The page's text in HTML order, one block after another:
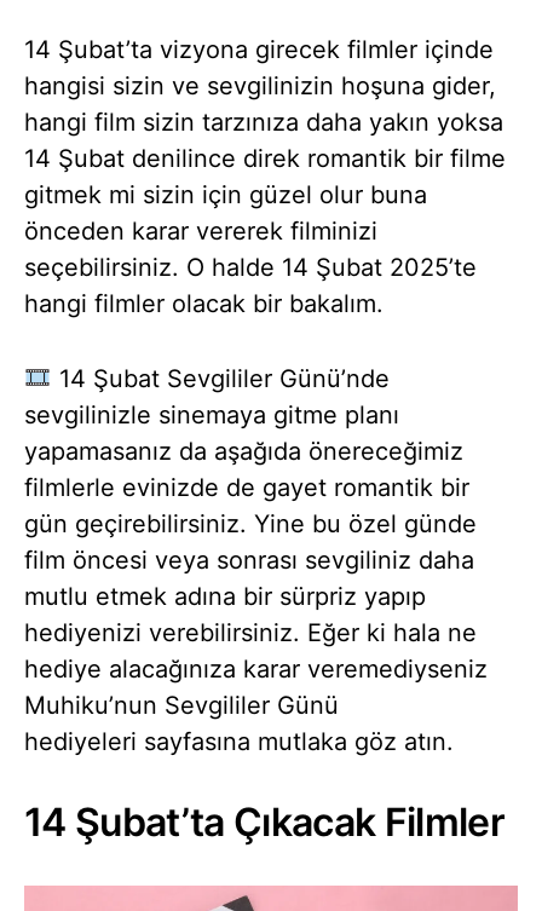
14 Şubat’ta vizyona girecek filmler içinde
hangisi sizin ve sevgilinizin hoşuna gider,
hangi film sizin tarzınıza daha yakın yoksa
14 Şubat denilince direk romantik bir filme
gitmek mi sizin için güzel olur buna
önceden karar vererek filminizi
seçebilirsiniz. O halde 14 Şubat 2025’te
hangi filmler olacak bir bakalım.
14 Şubat Sevgililer Günü’nde
sevgilinizle sinemaya gitme planı
yapamasanız da aşağıda önereceğimiz
filmlerle evinizde de gayet romantik bir
gün geçirebilirsiniz. Yine bu özel günde
film öncesi veya sonrası sevgiliniz daha
mutlu etmek adına bir sürpriz yapıp
hediyenizi verebilirsiniz. Eğer ki hala ne
hediye alacağınıza karar veremediyseniz
Muhiku’nun Sevgililer Günü
hediyeleri sayfasına mutlaka göz atın.
14 Şubat’ta Çıkacak Filmler